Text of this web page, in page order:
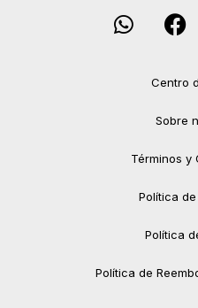
Centro
Sobre
Términos y
Política
Política
Política de